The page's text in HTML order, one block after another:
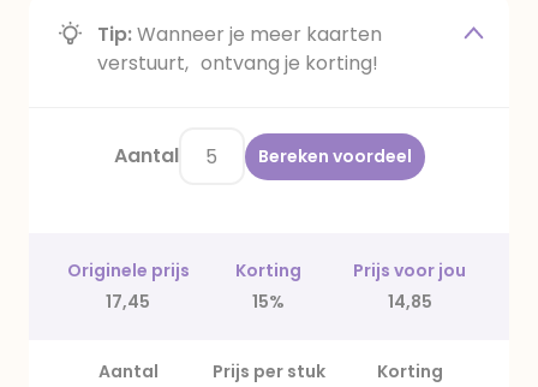
Tip:Wanneer je meer kaarten
verstuurt, ontvang je korting!
Aantal Bereken voordeel
Originele prijs Korting
Prijs voor jou
17,45
15% 14,85
Aantal Prijs per stuk
Korting